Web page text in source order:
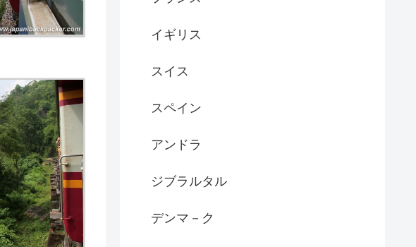
イギリス
スイス
スペイン
アンドラ
ジブラルタル
デンマ－ク